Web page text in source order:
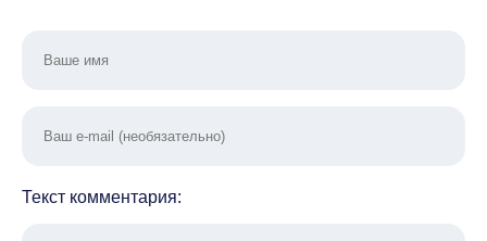
Текст комментария: